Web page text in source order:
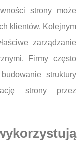
strony może
klientów. Kolejnym
zarządzanie
Firmy często
struktury
strony przez